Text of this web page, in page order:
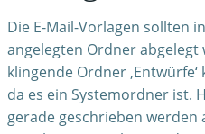
Die E-Mail-Vorlagen sollten
angelegten Ordner
klingende Ordner
da es ein Systemordner ist.
gerade geschrieben werden